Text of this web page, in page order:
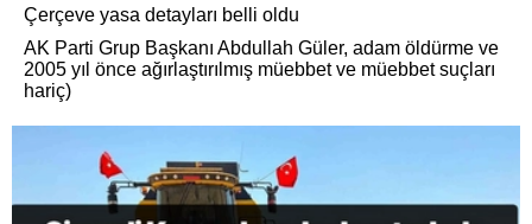
Çerçeve yasa detayları belli oldu
AK Parti Grup Başkanı Abdullah Güler, adam öldürme ve
2005 yıl önce ağırlaştırılmış müebbet ve müebbet suçları
hariç)